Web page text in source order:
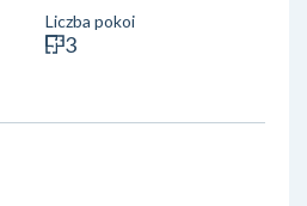
ul. Czerwone Maki. Lokal
układem pomieszczeń oraz
wykończenia, zapewniającym
To idealna propozycja zarówno
pracujących zdalnie. Układ mi...
Liczba pokoi
3